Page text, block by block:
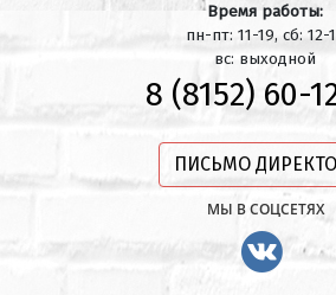
Время работы:
пн-пт: 11-19, сб: 12-
вс: выходной
8 (8152) 60-
ПИСЬМО
МЫ В СОЦСЕТЯХ